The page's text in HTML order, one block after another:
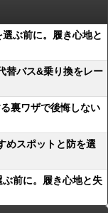
ぶ前に。履き心地と
替バス&乗り換をレー
裏ワザで後悔しない
めスポットと防を選
前に。履き心地と失